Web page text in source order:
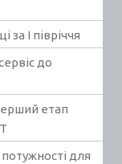
І півріччя
до
етап
для